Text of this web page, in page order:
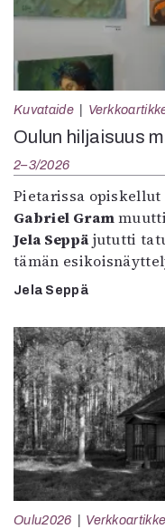
Kuvataide
Oulun hiljaisuus
2–3/2026
Pietarissa
Gabriel Grammuutti
Jela Seppä jututti
tämän
Jela Seppä
Oulu2026